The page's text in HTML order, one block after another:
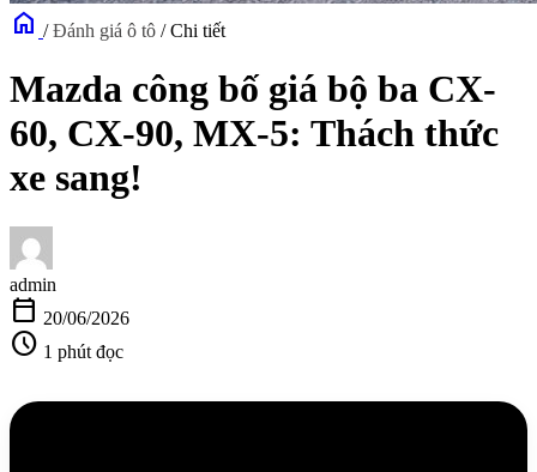
home / Đánh giá ô tô / Chi tiết
Mazda công bố giá bộ ba CX-
60, CX-90, MX-5: Thách thức
xe sang!
admin
calendar_today 20/06/2026
schedule 1 phút đọc